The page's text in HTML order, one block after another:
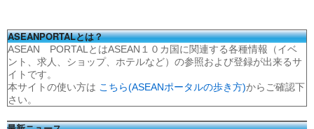
ASEANPORTALとは？
ASEAN PORTALとはASEAN１０カ国に関連する各種情報（イベ
ント、求人、ショップ、ホテルなど）の参照および登録が出来るサ
イトです。
本サイトの使い方は こちら(ASEANポータルの歩き方)からご確認下
さい。